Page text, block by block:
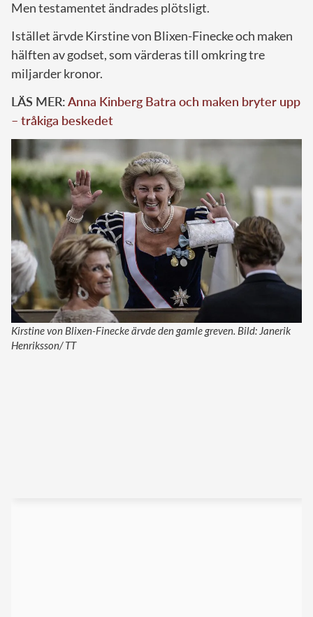
Men testamentet ändrades plötsligt.
Istället ärvde Kirstine von Blixen-Finecke och maken
hälften av godset, som värderas till omkring tre
miljarder kronor.
LÄS MER:Anna Kinberg Batra och maken bryter upp
– tråkiga beskedet
Kirstine von Blixen-Finecke ärvde den gamle greven. Bild: Janerik
Henriksson/ TT